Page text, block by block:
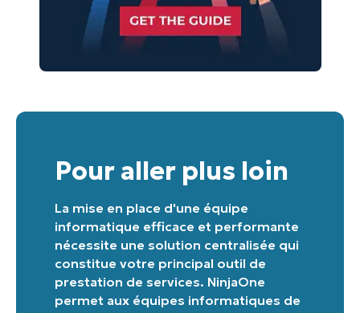
Pour aller plus loin
La mise en place d'une équipe
informatique efficace et performante
nécessite une solution centralisée qui
constitue votre principal outil de
prestation de services. NinjaOne
permet aux équipes informatiques de
Pas de carte de crédit requise, accès complet à
toutes les fonctionnalités.
Prénom
Business
email*